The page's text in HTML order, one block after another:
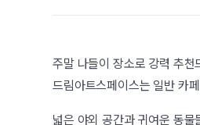
주말 나들이 장소로 강력 추
드림아트스페이스는 일반 카
넓은 야외 공간과 귀여운 동